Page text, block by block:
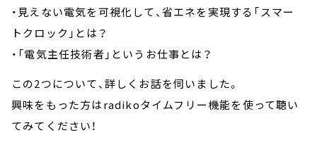
・見えない電気を可視化して、省エネを実現する「スマー
トクロック」とは？
・「電気主任技術者」というお仕事とは？
この2つについて、詳しくお話を伺いました。
興味をもった方はradikoタイムフリー機能を使って聴い
てみてください！